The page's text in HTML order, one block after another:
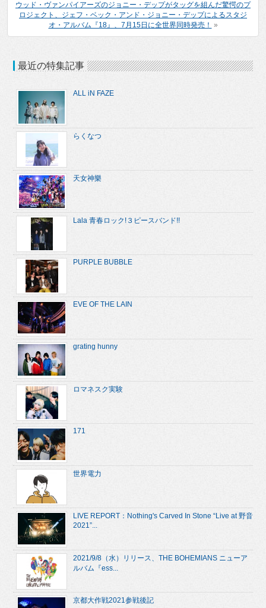
ウッド・ヴァンパイアーズのジョニー・デップがタッグを組んだ驚愕のプ
ロジェクト、ジェフ・ベック・アンド・ジョニー・デップによるスタジ
オ・アルバム『18』、7月15日に全世界同時発売！ »
最近の特集記事
ALL iN FAZE
らくなつ
天女神樂
Lala 青春ロック!３ピースバンド!!
PURPLE BUBBLE
EVE OF THE LAIN
grating hunny
ロマネスク実験
171
世界電力
LIVE REPORT：Nothing's Carved In Stone “Live at 野音
2021”...
2021/9/8（水）リリース、THE BOHEMIANS ニューア
ルバム『ess...
京都大作戦2021参戦後記